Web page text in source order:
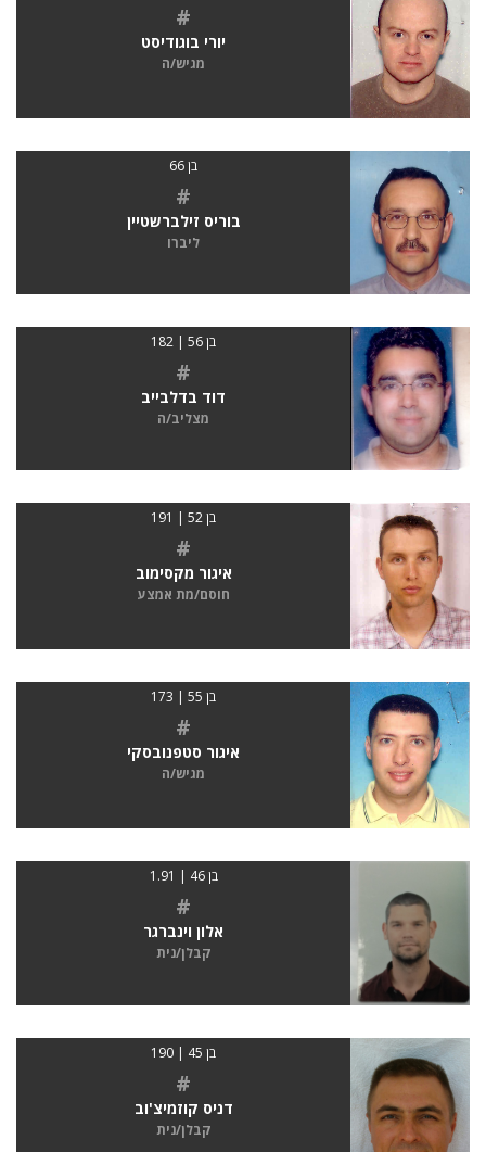
#
יורי בוגודיסט
מגיש/ה
בן 66
#
בוריס זילברשטיין
ליברו
בן 56 | 182
#
דוד בדלבייב
מצליב/ה
בן 52 | 191
#
איגור מקסימוב
חוסם/מת אמצע
בן 55 | 173
#
איגור סטפנובסקי
מגיש/ה
בן 46 | 1.91
#
אלון וינברגר
קבלן/נית
בן 45 | 190
#
דניס קוזמיצ'וב
קבלן/נית